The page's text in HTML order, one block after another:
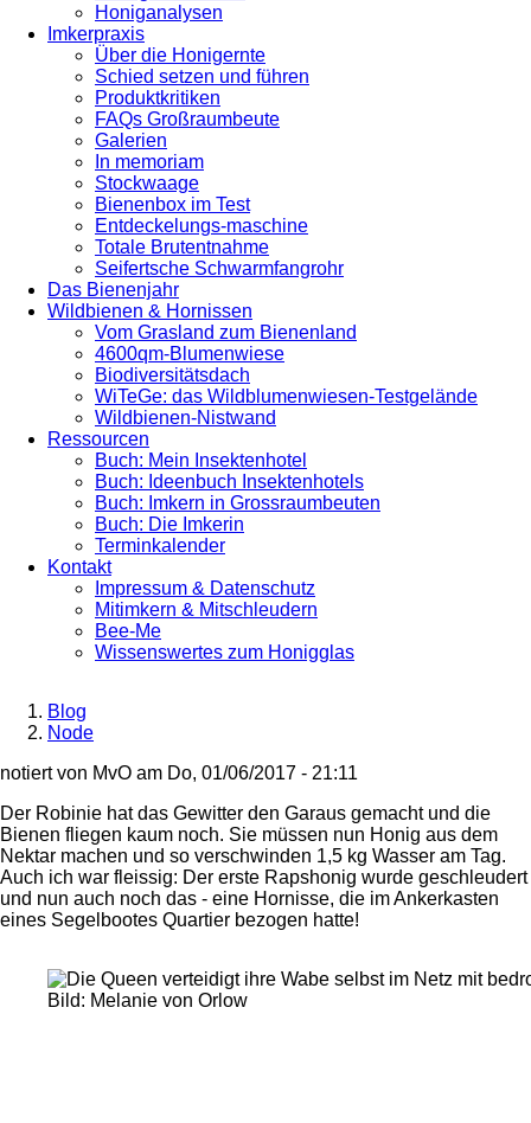
Honiganalysen
Imkerpraxis
Über die Honigernte
Schied setzen und führen
Produktkritiken
FAQs Großraumbeute
Galerien
In memoriam
Stockwaage
Bienenbox im Test
Entdeckelungs-maschine
Totale Brutentnahme
Seifertsche Schwarmfangrohr
Das Bienenjahr
Wildbienen & Hornissen
Vom Grasland zum Bienenland
4600qm-Blumenwiese
Biodiversitätsdach
WiTeGe: das Wildblumenwiesen-Testgelände
Wildbienen-Nistwand
Ressourcen
Buch: Mein Insektenhotel
Buch: Ideenbuch Insektenhotels
Buch: Imkern in Grossraumbeuten
Buch: Die Imkerin
Terminkalender
Kontakt
Impressum & Datenschutz
Mitimkern & Mitschleudern
Bee-Me
Wissenswertes zum Honigglas
Breadcrumb
Blog
Node
notiert von MvO am Do, 01/06/2017 - 21:11
Der Robinie hat das Gewitter den Garaus gemacht und die
Bienen fliegen kaum noch. Sie müssen nun Honig aus dem
Nektar machen und so verschwinden 1,5 kg Wasser am Tag.
Auch ich war fleissig: Der erste Rapshonig wurde geschleudert
und nun auch noch das - eine Hornisse, die im Ankerkasten
eines Segelbootes Quartier bezogen hatte!